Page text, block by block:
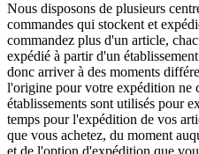
Nous disposons de plusieurs
commandes qui stockent et
commandez plus d'un article,
expédié à partir d'un
donc arriver à des moments
l'origine pour votre expédition ne
établissements sont utilisés pour
temps pour l'expédition de vos
que vous achetez, du moment